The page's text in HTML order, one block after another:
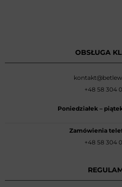
OBSŁUGA
+48 58 304
Poniedziałek –
Zamówienia
+48 58 304